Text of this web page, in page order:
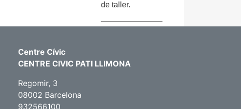
de taller.
Centre Cívic
CENTRE CIVIC PATI LLIMONA
Regomir, 3
08002 Barcelona
932566100